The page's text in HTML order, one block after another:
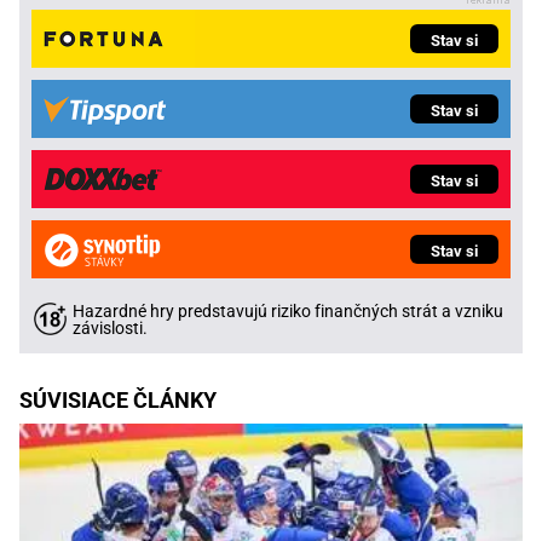
Stav si
Stav si
Stav si
Stav si
Hazardné hry predstavujú riziko finančných strát a vzniku
závislosti.
SÚVISIACE ČLÁNKY